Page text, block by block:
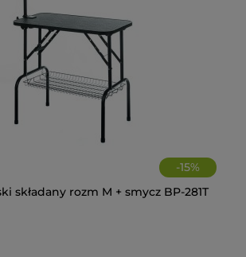
-15%
składany rozm M + smycz BP-281T